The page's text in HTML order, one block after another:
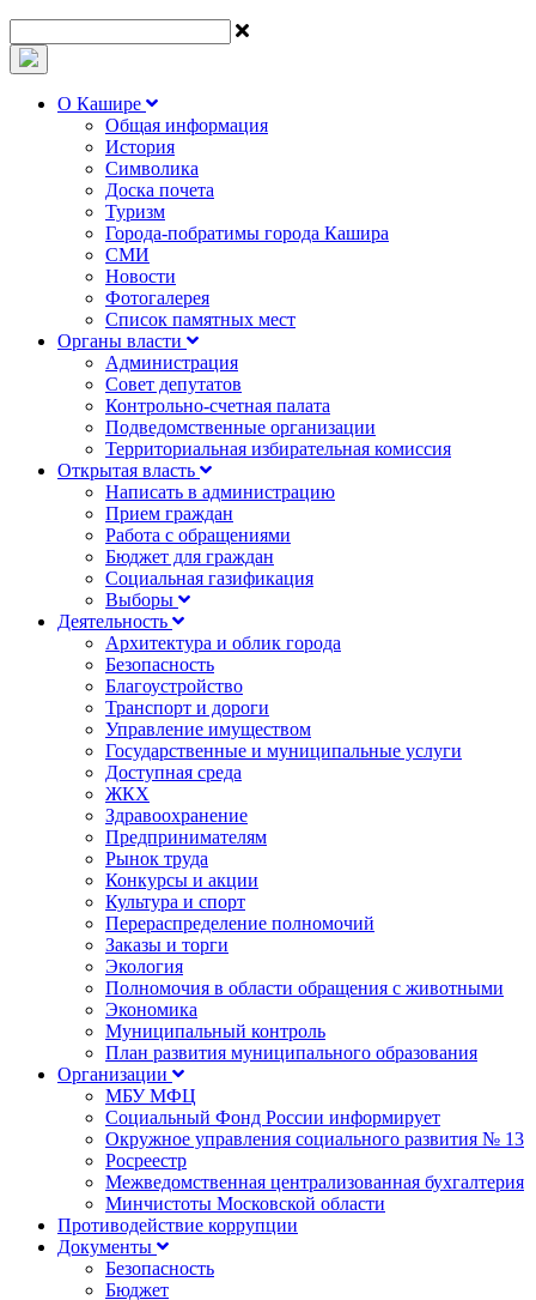
О Кашире
Общая информация
История
Символика
Доска почета
Туризм
Города-побратимы города Кашира
СМИ
Новости
Фотогалерея
Список памятных мест
Органы власти
Администрация
Совет депутатов
Контрольно-счетная палата
Подведомственные организации
Территориальная избирательная комиссия
Открытая власть
Написать в администрацию
Прием граждан
Работа с обращениями
Бюджет для граждан
Социальная газификация
Выборы
Деятельность
Архитектура и облик города
Безопасность
Благоустройство
Транспорт и дороги
Управление имуществом
Государственные и муниципальные услуги
Доступная среда
ЖКХ
Здравоохранение
Предпринимателям
Рынок труда
Конкурсы и акции
Культура и спорт
Перераспределение полномочий
Заказы и торги
Экология
Полномочия в области обращения с животными
Экономика
Муниципальный контроль
План развития муниципального образования
Организации
МБУ МФЦ
Социальный Фонд России информирует
Окружное управления социального развития № 13
Росреестр
Межведомственная централизованная бухгалтерия
Минчистоты Московской области
Противодействие коррупции
Документы
Безопасность
Бюджет